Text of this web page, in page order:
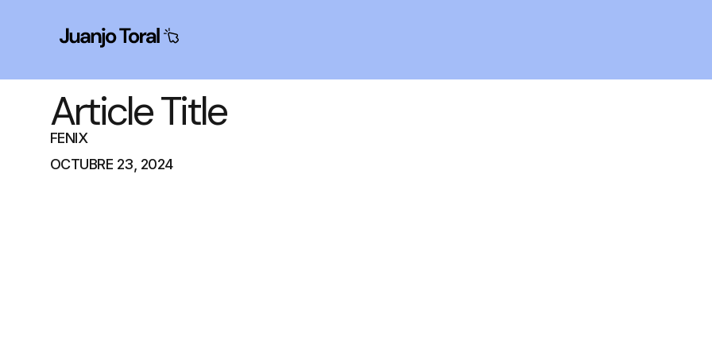
Article Title
FENIX
OCTUBRE 23, 2024